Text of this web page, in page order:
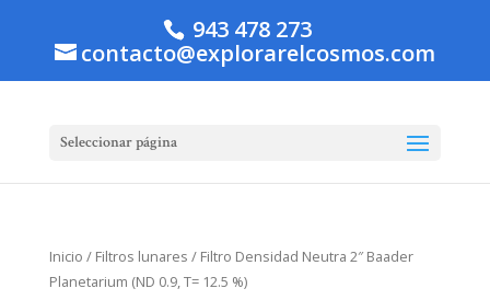
943 478 273
contacto@explorarelcosmos.com
Seleccionar página
Inicio / Filtros lunares / Filtro Densidad Neutra 2″ Baader
Planetarium (ND 0.9, T= 12.5 %)